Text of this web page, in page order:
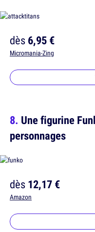
dès6,95 €
Micromania-Zing
Une figurine
personnages
dès12,17 €
Amazon